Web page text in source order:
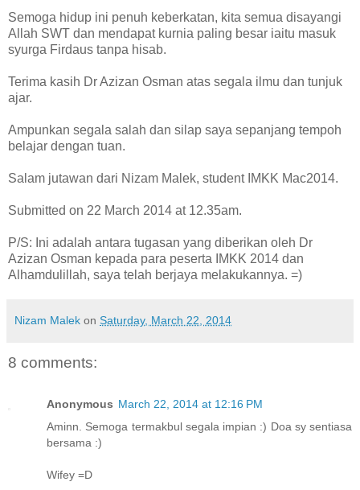
Semoga hidup ini penuh keberkatan, kita semua disayangi
Allah SWT dan mendapat kurnia paling besar iaitu masuk
syurga Firdaus tanpa hisab.
Terima kasih Dr Azizan Osman atas segala ilmu dan tunjuk
ajar.
Ampunkan segala salah dan silap saya sepanjang tempoh
belajar dengan tuan.
Salam jutawan dari Nizam Malek, student IMKK Mac2014.
Submitted on 22 March 2014 at 12.35am.
P/S: Ini adalah antara tugasan yang diberikan oleh Dr
Azizan Osman kepada para peserta IMKK 2014 dan
Alhamdulillah, saya telah berjaya melakukannya. =)
Nizam Malek on Saturday, March 22, 2014
8 comments:
Anonymous March 22, 2014 at 12:16 PM
Aminn. Semoga termakbul segala impian :) Doa sy sentiasa
bersama :)
Wifey =D